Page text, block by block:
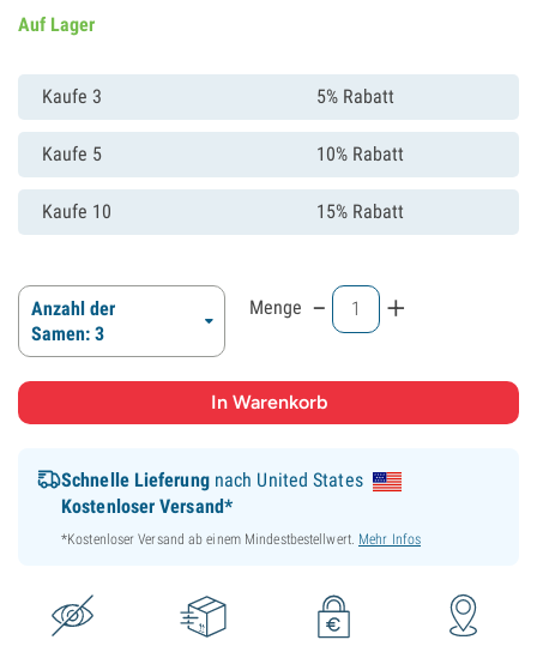
Auf Lager
Kaufe 3 5% Rabatt
Kaufe 5 10% Rabatt
Kaufe 10 15% Rabatt
Anzahl der
Samen: 3
Menge - +
Schnelle Lieferungnach United States
Kostenloser Versand*
*Kostenloser Versand ab einem Mindestbestellwert. Mehr Infos